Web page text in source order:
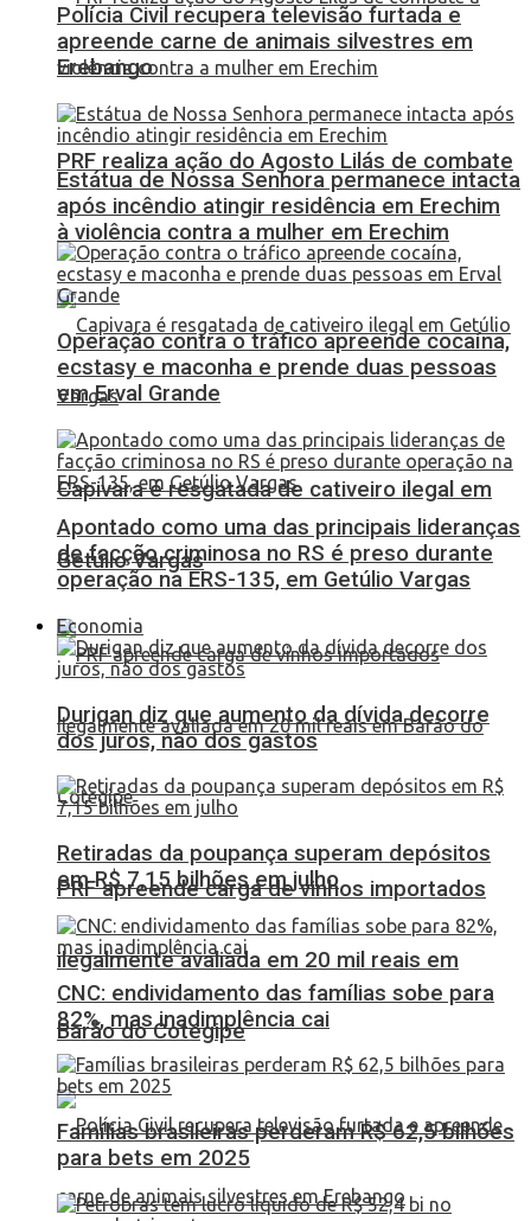
PRF realiza ação do Agosto Lilás de combate
à violência contra a mulher em Erechim
Capivara é resgatada de cativeiro ilegal em
Getúlio Vargas
PRF apreende carga de vinhos importados
ilegalmente avaliada em 20 mil reais em
Barão do Cotegipe
Polícia Civil recupera televisão furtada e
apreende carne de animais silvestres em
Erebango
Estátua de Nossa Senhora permanece intacta
após incêndio atingir residência em Erechim
Operação contra o tráfico apreende cocaína,
ecstasy e maconha e prende duas pessoas
em Erval Grande
Apontado como uma das principais lideranças
de facção criminosa no RS é preso durante
operação na ERS-135, em Getúlio Vargas
Economia
Durigan diz que aumento da dívida decorre
dos juros, não dos gastos
Retiradas da poupança superam depósitos
em R$ 7,15 bilhões em julho
CNC: endividamento das famílias sobe para
82%, mas inadimplência cai
Famílias brasileiras perderam R$ 62,5 bilhões
para bets em 2025